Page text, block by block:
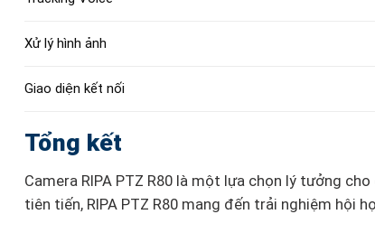
Xử lý hình ảnh
Giao diện kết nối
Tổng kết
Camera RIPA PTZ R80 là một lựa chọn lý tưởng
tiên tiến, RIPA PTZ R80 mang đến trải nghiệm hội